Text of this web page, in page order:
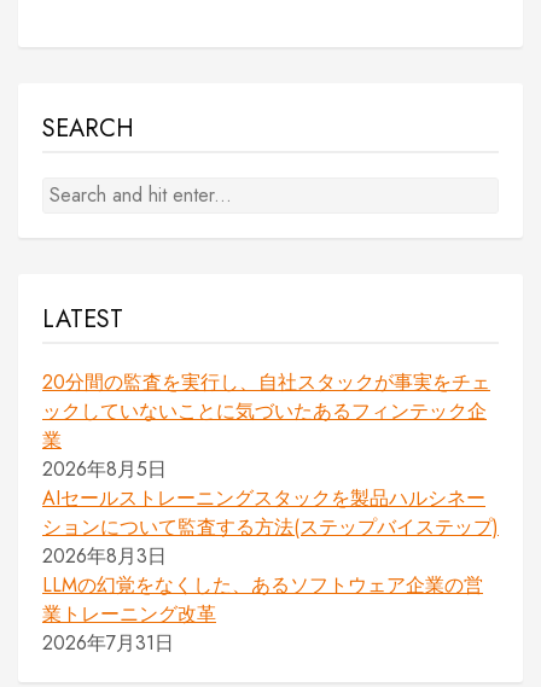
SEARCH
LATEST
20分間の監査を実行し、自社スタックが事実をチェ
ックしていないことに気づいたあるフィンテック企
業
2026年8月5日
AIセールストレーニングスタックを製品ハルシネー
ションについて監査する方法(ステップバイステップ)
2026年8月3日
LLMの幻覚をなくした、あるソフトウェア企業の営
業トレーニング改革
2026年7月31日